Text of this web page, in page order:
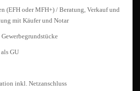
(EFH oder MFH+) / Beratung, Verkauf und
mit Käufer und Notar
GU
inkl. Netzanschluss